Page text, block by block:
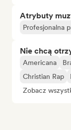
Atrybuty
Profesjonalna
Nie chcą
Americana
Christian Rap
Zobacz